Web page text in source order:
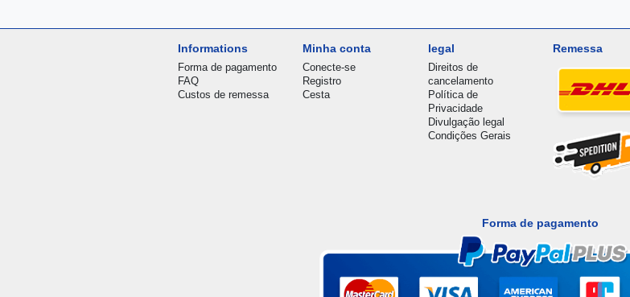
Informations
Forma de pagamento
FAQ
Custos de remessa
Minha conta
Conecte-se
Registro
Cesta
legal
Direitos de
cancelamento
Política de
Privacidade
Divulgação legal
Condições Gerais
Remessa
Forma de pagamento